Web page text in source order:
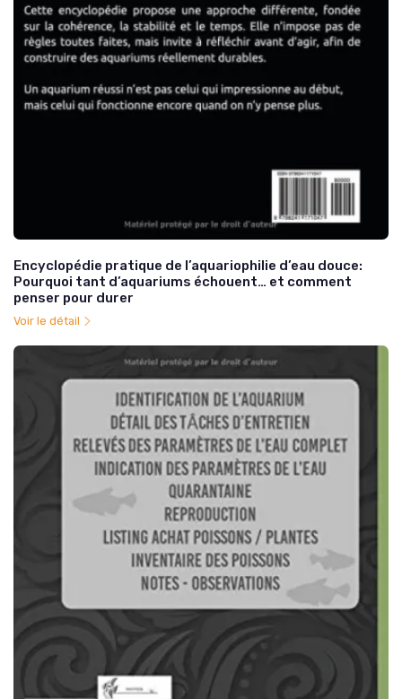
Encyclopédie pratique de l’aquariophilie d’eau douce:
Pourquoi tant d’aquariums échouent… et comment
penser pour durer
Voir le détail